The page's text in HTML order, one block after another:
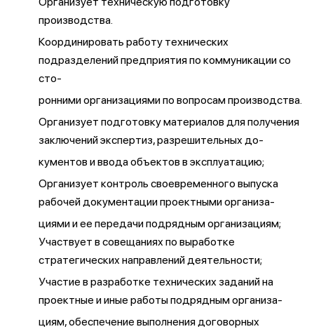
производства.
Координировать работу технических
подразделений предприятия по коммуникации со
сто-
ронними организациями по вопросам производства.
Организует подготовку материалов для получения
заключений экспертиз, разрешительных до-
кументов и ввода объектов в эксплуатацию;
Организует контроль своевременного выпуска
рабочей документации проектными организа-
циями и ее передачи подрядным организациям;
Участвует в совещаниях по выработке
стратегических направлений деятельности;
Участие в разработке технических заданий на
проектные и иные работы подрядным организа-
циям, обеспечение выполнения договорных